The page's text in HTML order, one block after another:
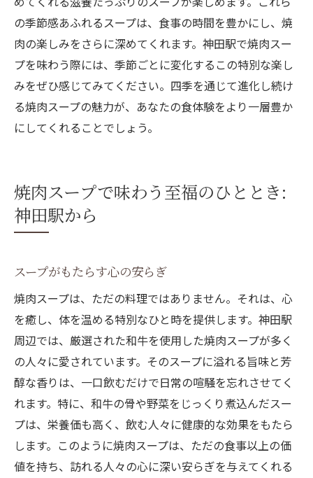
の季節感あふれるスープは、食事の時間を豊かにし、焼
肉の楽しみをさらに深めてくれます。神田駅で焼肉スー
プを味わう際には、季節ごとに変化するこの特別な楽し
みをぜひ感じてみてください。四季を通じて進化し続け
る焼肉スープの魅力が、あなたの食体験をより一層豊か
にしてくれることでしょう。
焼肉スープで味わう至福のひととき:
神田駅から
スープがもたらす心の安らぎ
焼肉スープは、ただの料理ではありません。それは、心
を癒し、体を温める特別なひと時を提供します。神田駅
周辺では、厳選された和牛を使用した焼肉スープが多く
の人々に愛されています。そのスープに溢れる旨味と芳
醇な香りは、一口飲むだけで日常の喧騒を忘れさせてく
れます。特に、和牛の骨や野菜をじっくり煮込んだスー
プは、栄養価も高く、飲む人々に健康的な効果をもたら
します。このように焼肉スープは、ただの食事以上の価
値を持ち、訪れる人々の心に深い安らぎを与えてくれる